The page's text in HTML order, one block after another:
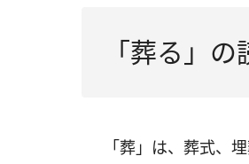
「葬る」
「葬」は、葬式、